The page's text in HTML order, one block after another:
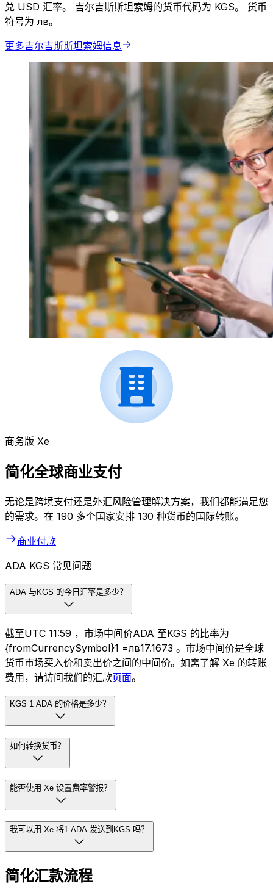
兑 USD 汇率。 吉尔吉斯斯坦索姆的货币代码为 KGS。 货币
符号为 лв。
更多吉尔吉斯斯坦索姆信息
商务版 Xe
简化全球商业支付
无论是跨境支付还是外汇风险管理解决方案，我们都能满足您
的需求。在 190 多个国家安排 130 种货币的国际转账。
商业付款
ADA KGS 常见问题
ADA 与KGS 的今日汇率是多少？
截至UTC 11:59 ，市场中间价ADA 至KGS 的比率为
{fromCurrencySymbol}1 =лв17.1673 。市场中间价是全球
货币市场买入价和卖出价之间的中间价。如需了解 Xe 的转账
费用，请访问我们的汇款页面。
KGS 1 ADA 的价格是多少？
如何转换货币？
能否使用 Xe 设置费率警报？
我可以用 Xe 将1 ADA 发送到KGS 吗？
简化汇款流程